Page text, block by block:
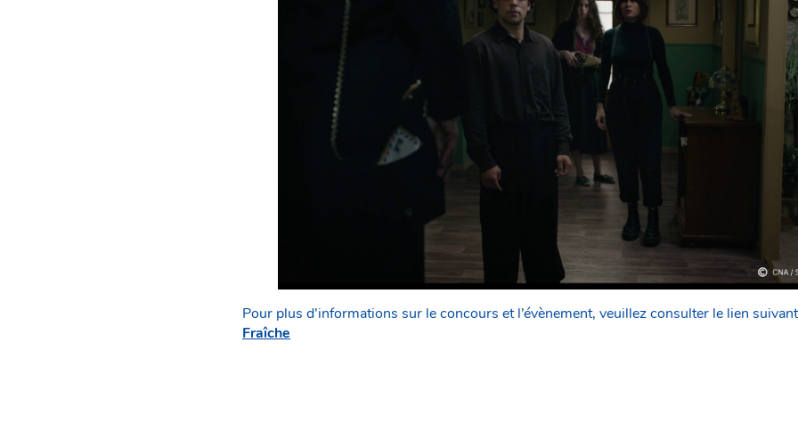
Pour plus d’informations sur le concours et l’évènement, veuillez consulter le lien
Fraîche